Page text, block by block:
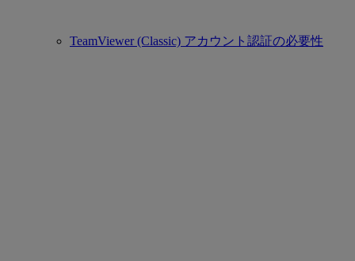
TeamViewer (Classic) アカウント認証の必要性